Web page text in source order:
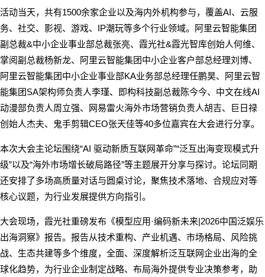
活动当天，共有1500余家企业以及海内外机构参与，覆盖AI、云服
务、社交、影视、游戏、 IP潮玩等多个行业领域。阿里云智能集团
副总裁&中小企业事业部总裁张亮、霞光社&霞光智库创始人何维、
掌阅副总裁杨新龙、阿里云智能集团中小企业客户部总经理刘博、
阿里云智能集团中小企业事业部KA业务部总经理任鹏昊、阿里云智
能集团 SA架构师负责人李瑾、即构科技副总裁陈今今、中文在线AI
动漫部负责人周立强、网易雷火海外市场营销负责人胡吉、巨日禄
创始人杰夫、鬼手剪辑CEO张天佳等40多位嘉宾在大会进行分享。
本次大会主论坛围绕“AI 驱动新质互联网革命”“泛互出海变现模式升
级”以及“海外市场增长破局路径”等主题展开分享与探讨。论坛同期
还安排了多场高质量对话与圆桌讨论，聚焦技术落地、合规应对等
核心议题，为行业发展提供方向指引。
大会现场，霞光社重磅发布《模型应用·编码新未来|2026中国泛娱乐
出海洞察》报告。报告从技术重构、产业机遇、市场格局、风险挑
战、生态共建等多个维度，全面、深度解析泛互联网企业出海的全
球化趋势，为行业企业制定战略、布局海外提供专业决策参考，助